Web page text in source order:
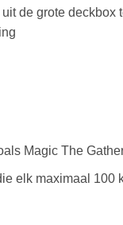
de grote
Magic The
elk maximaal 100